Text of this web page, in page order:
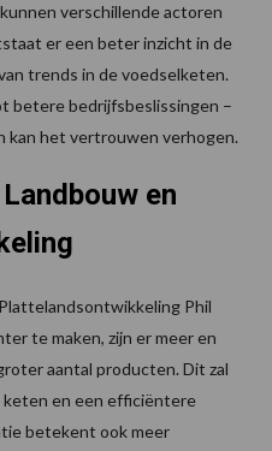
verschillende actoren
er een beter inzicht in de
trends in de voedselketen.
betere bedrijfsbeslissingen –
kan het vertrouwen verhogen.
en
Phil
te maken, zijn er meer en
aantal producten. Dit zal
en een efficiëntere
betekent ook meer